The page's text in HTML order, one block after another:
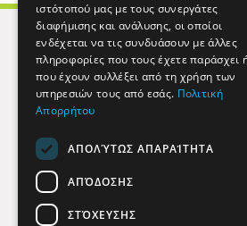
ιστότοπού μας με τους συνεργάτες
διαφήμισης και ανάλυσης, οι οποίοι
ενδέχεται να τις συνδυάσουν με άλλες
πληροφορίες που τους έχετε παράσχει
που έχουν συλλέξει από τη χρήση των
υπηρεσιών τους από εσάς. Πολιτική
Απορρήτου
ΑΠΟΛΎΤΩΣ ΑΠΑΡΑΊΤΗΤΑ
ΑΠΌΔΟΣΗΣ
ΣΤΌΧΕΥΣΗΣ